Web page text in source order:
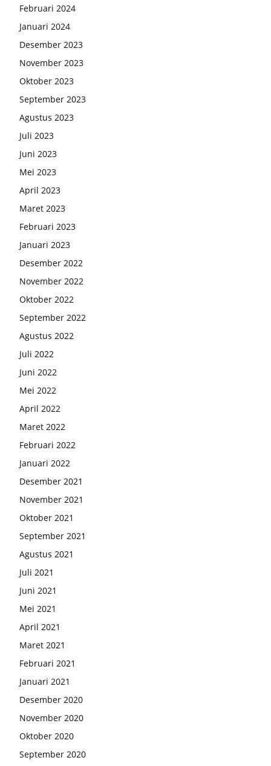
Februari 2024
Januari 2024
Desember 2023
November 2023
Oktober 2023
September 2023
Agustus 2023
Juli 2023
Juni 2023
Mei 2023
April 2023
Maret 2023
Februari 2023
Januari 2023
Desember 2022
November 2022
Oktober 2022
September 2022
Agustus 2022
Juli 2022
Juni 2022
Mei 2022
April 2022
Maret 2022
Februari 2022
Januari 2022
Desember 2021
November 2021
Oktober 2021
September 2021
Agustus 2021
Juli 2021
Juni 2021
Mei 2021
April 2021
Maret 2021
Februari 2021
Januari 2021
Desember 2020
November 2020
Oktober 2020
September 2020